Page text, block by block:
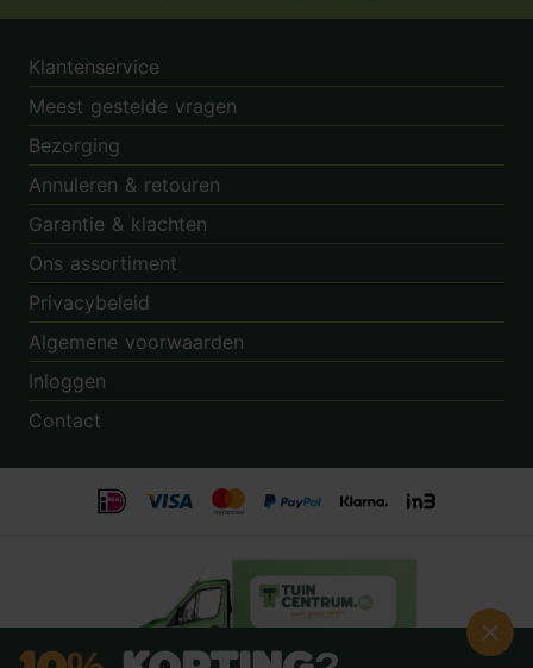
Tuincentrum.nl op Facebook
Tuincentrum.nl op Instagram
Tuincentrum.nl op Twitter
Tuincentrum.nl op
Klantenservice
Meest gestelde vragen
Bezorging
Annuleren & retouren
Garantie & klachten
Ons assortiment
Privacybeleid
Algemene voorwaarden
Inloggen
Contact